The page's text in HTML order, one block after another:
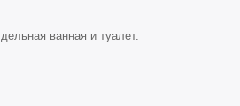
ванная и туалет.